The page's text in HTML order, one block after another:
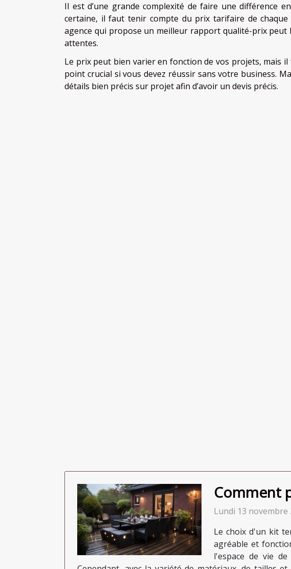
Il est d’une grande complexité de faire une différence
certaine, il faut tenir compte du prix tarifaire de
agence qui propose un meilleur rapport qualité-prix
attentes.
Le prix peut bien varier en fonction de vos projets, mais il
point crucial si vous devez réussir sans votre business.
détails bien précis sur projet afin d’avoir un devis précis.
Comment
Lundi 13 novembre
Le choix d'un kit
agréable et
l'espace de vie